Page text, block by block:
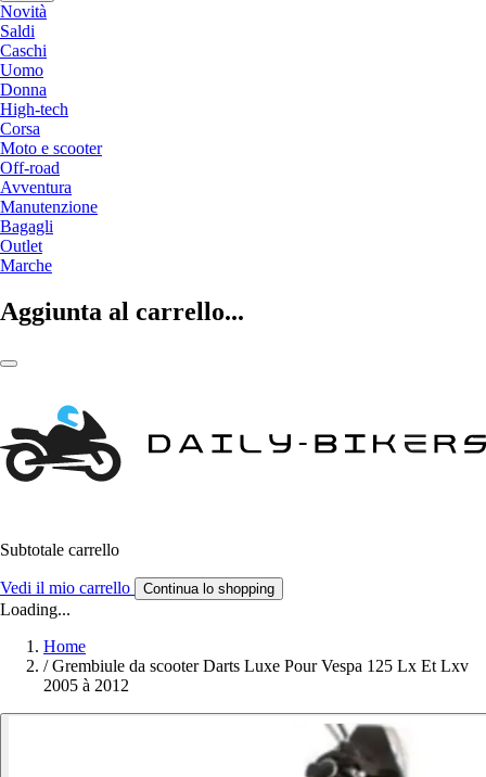
Novità
Saldi
Caschi
Uomo
Donna
High-tech
Corsa
Moto e scooter
Off-road
Avventura
Manutenzione
Bagagli
Outlet
Marche
Aggiunta al carrello...
Subtotale carrello
Vedi il mio carrello Continua lo shopping
Loading...
Home
/ Grembiule da scooter Darts Luxe Pour Vespa 125 Lx Et Lxv
2005 à 2012